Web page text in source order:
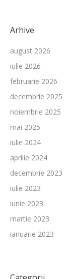
Arhive
august 2026
iulie 2026
februarie 2026
decembrie 2025
noiembrie 2025
mai 2025
iulie 2024
aprilie 2024
decembrie 2023
iulie 2023
iunie 2023
martie 2023
ianuarie 2023